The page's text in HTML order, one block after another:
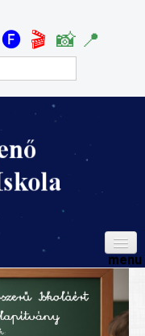
🅕 🎬 📸 📍